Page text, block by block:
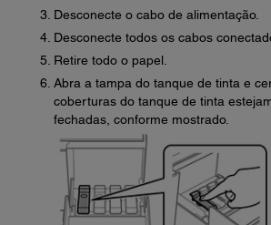
Desconecte o cabo de alimentação.
Desconecte todos os cabos
Retire todo o papel.
Abra a tampa do tanque de tinta e
coberturas do tanque de tinta
fechadas, conforme mostrado.